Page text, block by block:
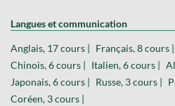
Langues et communication
Anglais, 17 cours | Français, 8 cours |
Chinois, 6 cours |
Italien, 6 cours |
Japonais, 6 cours |
Russe, 3 cours |
Coréen, 3 cours |